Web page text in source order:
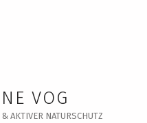
VOG
AKTIVER NATURSCHUTZ